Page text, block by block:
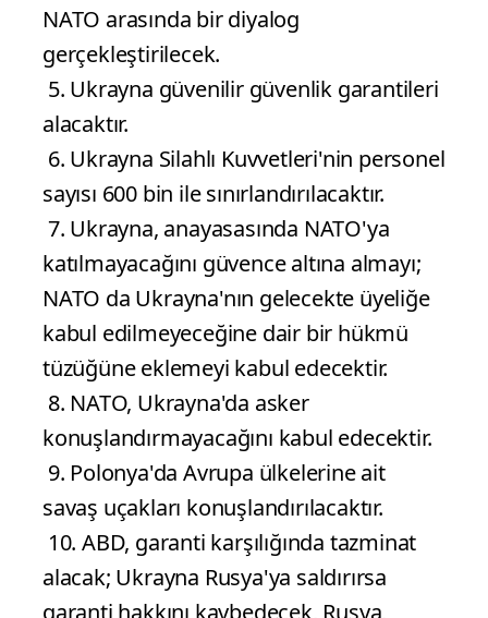
NATO arasında bir diyalog
gerçekleştirilecek.
5. Ukrayna güvenilir güvenlik garantileri
alacaktır.
6. Ukrayna Silahlı Kuvvetleri'nin personel
sayısı 600 bin ile sınırlandırılacaktır.
7. Ukrayna, anayasasında NATO'ya
katılmayacağını güvence altına almayı;
NATO da Ukrayna'nın gelecekte üyeliğe
kabul edilmeyeceğine dair bir hükmü
tüzüğüne eklemeyi kabul edecektir.
8. NATO, Ukrayna'da asker
konuşlandırmayacağını kabul edecektir.
9. Polonya'da Avrupa ülkelerine ait
savaş uçakları konuşlandırılacaktır.
10. ABD, garanti karşılığında tazminat
alacak; Ukrayna Rusya'ya saldırırsa
garanti hakkını kaybedecek, Rusya,